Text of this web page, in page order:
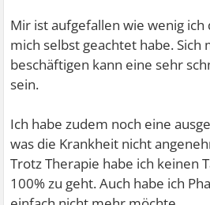
Mir ist aufgefallen wie wenig ich
mich selbst geachtet habe. Sich
beschäftigen kann eine sehr
sein.
Ich habe zudem noch eine
was die Krankheit nicht
Trotz Therapie habe ich keinen
100% zu geht. Auch habe ich